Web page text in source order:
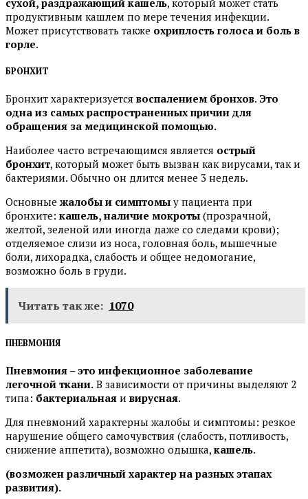
сухой, раздражающий кашель, который может стать
продуктивным кашлем по мере течения инфекции.
Может присутствовать также охриплость голоса и боль в
горле.
БРОНХИТ
Бронхит характеризуется воспалением бронхов. Это
одна из самых распространенных причин для
обращения за медицинской помощью.
Наиболее часто встречающимся является острый
бронхит, который может быть вызван как вирусами, так и
бактериями. Обычно он длится менее 3 недель.
Основные жалобы и симптомы у пациента при
бронхите: кашель, наличие мокроты (прозрачной,
желтой, зеленой или иногда даже со следами крови);
отделяемое слизи из носа, головная боль, мышечные
боли, лихорадка, слабость и общее недомогание,
возможно боль в груди.
Читать так же: 1070
ПНЕВМОНИЯ
Пневмония – это инфекционное заболевание
легочной ткани. В зависимости от причины выделяют 2
типа: бактериальная и вирусная.
Для пневмоний характерны жалобы и симптомы: резкое
нарушение общего самочувствия (слабость, потливость,
снижение аппетита), возможно одышка, кашель.
(возможен различный характер на разных этапах
развития).